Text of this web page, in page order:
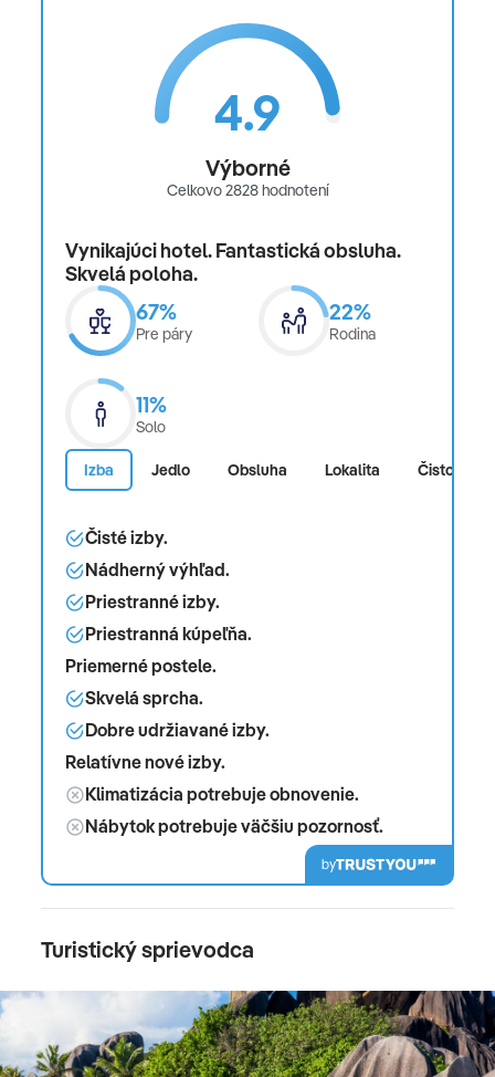
4.9
Výborné
Celkovo 2828 hodnotení
Vynikajúci hotel. Fantastická obsluha.
Skvelá poloha.
67%
Pre páry
22%
Rodina
11%
Solo
Izba Jedlo Obsluha Lokalita Čistota
Čisté izby.
Nádherný výhľad.
Priestranné izby.
Priestranná kúpeľňa.
Priemerné postele.
Skvelá sprcha.
Dobre udržiavané izby.
Relatívne nové izby.
Klimatizácia potrebuje obnovenie.
Nábytok potrebuje väčšiu pozornosť.
by
Turistický sprievodca